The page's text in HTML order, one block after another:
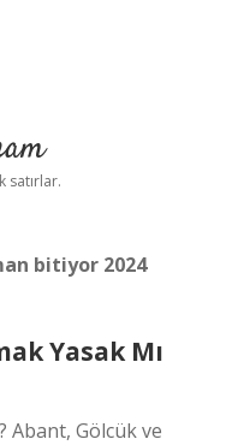
satırlar.
bitiyor 2024
Yasak Mı
Abant, Gölcük ve